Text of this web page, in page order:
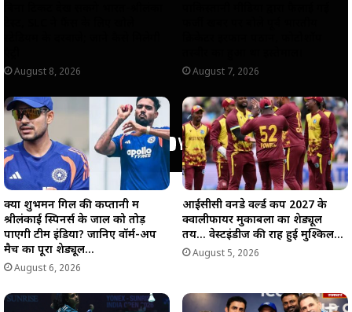
August 8, 2026 August 7, 2026
क्या शुभमन गिल की कप्तानी में
श्रीलंकाई स्पिनर्स के जाल को तोड़
पाएगी टीम इंडिया? जानिए वॉर्म-अप
मैच का पूरा शेड्यूल…
August 6, 2026
आईसीसी वनडे वर्ल्ड कप 2027 के
क्वालीफायर मुकाबलों का शेड्यूल
तय… वेस्टइंडीज की राह हुई मुश्किल…
August 5, 2026